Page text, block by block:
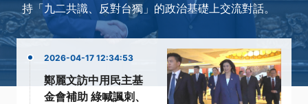
持「九二共識、反對台獨」的政治基礎上交流對話。
2026-04-17 12:34:53
鄭麗文訪中用民主基
金會補助 綠喊諷刺、